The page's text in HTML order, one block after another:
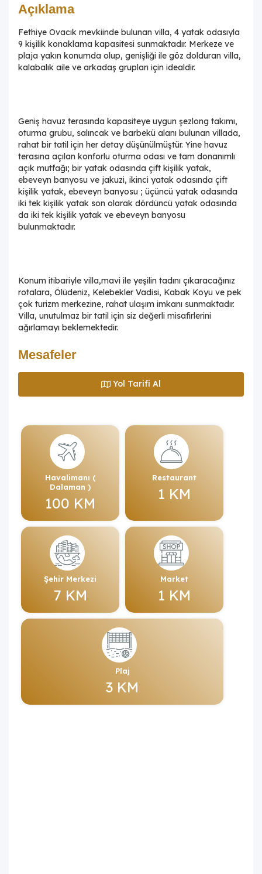
Açıklama
Fethiye Ovacık mevkiinde bulunan villa, 4 yatak odasıyla
9 kişilik konaklama kapasitesi sunmaktadır. Merkeze ve
plaja yakın konumda olup, genişliği ile göz dolduran villa,
kalabalık aile ve arkadaş grupları için idealdir.
Geniş havuz terasında kapasiteye uygun şezlong takımı,
oturma grubu, salıncak ve barbekü alanı bulunan villada,
rahat bir tatil için her detay düşünülmüştür. Yine havuz
terasına açılan konforlu oturma odası ve tam donanımlı
açık mutfağı; bir yatak odasında çift kişilik yatak,
ebeveyn banyosu ve jakuzi, ikinci yatak odasında çift
kişilik yatak, ebeveyn banyosu ; üçüncü yatak odasında
iki tek kişilik yatak son olarak dördüncü yatak odasında
da iki tek kişilik yatak ve ebeveyn banyosu
bulunmaktadır.
Konum itibariyle villa,mavi ile yeşilin tadını çıkaracağınız
rotalara, Ölüdeniz, Kelebekler Vadisi, Kabak Koyu ve pek
çok turizm merkezine, rahat ulaşım imkanı sunmaktadır.
Villa, unutulmaz bir tatil için siz değerli misafirlerini
ağırlamayı beklemektedir.
Mesafeler
Yol Tarifi Al
Havalimanı (
Dalaman )
100 KM
Restaurant
1 KM
Şehir Merkezi
7 KM
Market
1 KM
Plaj
3 KM